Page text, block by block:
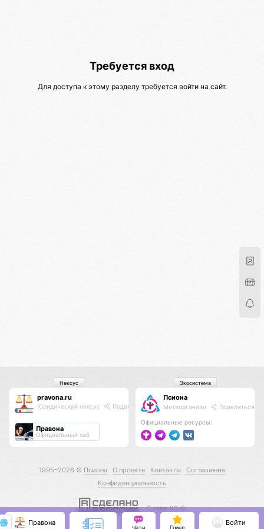
Требуется вход
Для доступа к этому разделу требуется войти на сайт.
pravona.ru
Юридический нексус Поделиться
Правона
Официальный хаб
Нексус
Псиона
Метаорганизм Поделиться
Официальные ресурсы:
Экосистема
1995–2026 © Псиона О проекте Контакты
Соглашение
Конфиденциальность
С нами КО 🕉️
Правона
Чаты Гринд
Войти